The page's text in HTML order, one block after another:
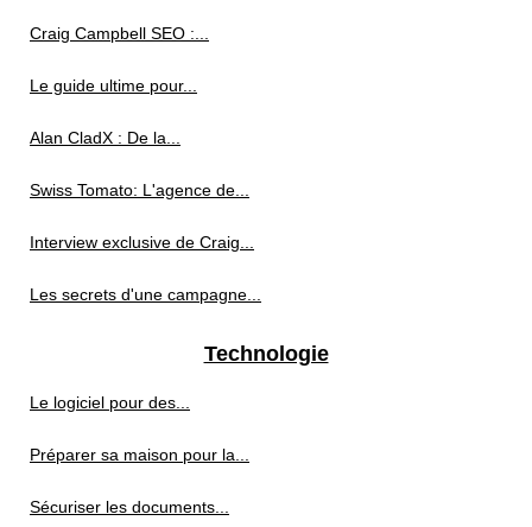
Craig Campbell SEO :...
Le guide ultime pour...
Alan CladX : De la...
Swiss Tomato: L'agence de...
Interview exclusive de Craig...
Les secrets d'une campagne...
Technologie
Le logiciel pour des...
Préparer sa maison pour la...
Sécuriser les documents...